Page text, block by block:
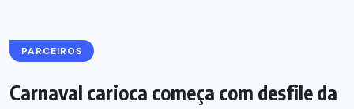
PARCEIROS
Carnaval carioca começa com desfile da